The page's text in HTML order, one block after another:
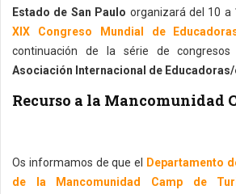
Estado de San Paulo organizará del 10 a
XIX Congreso Mundial de
continuación de la série de congresos
Asociación Internacional de
Recurso a la Mancomunidad
Os informamos de que el
Departamento
de la Mancomunidad Camp de